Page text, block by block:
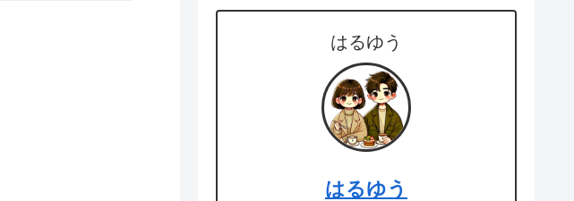
はるゆう
はるゆう